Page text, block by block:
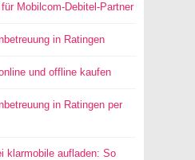
Mobilcom-Debitel-Partner
in Ratingen
und offline kaufen
in Ratingen per
klarmobile aufladen: So